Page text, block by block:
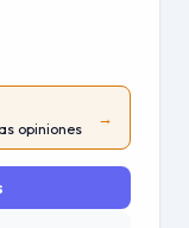
opiniones
→